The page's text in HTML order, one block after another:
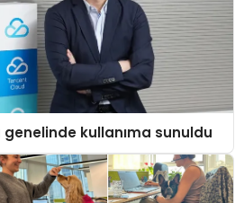
kullanıma sunuldu